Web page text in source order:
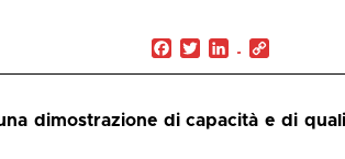
Facebook
TwitterLinkedIn
dimostrazione di capacità e di